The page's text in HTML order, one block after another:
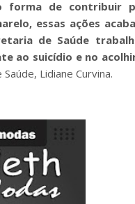
forma de contribuir
essas ações
de Saúde
ao suicídio e no
Lidiane Curvina.